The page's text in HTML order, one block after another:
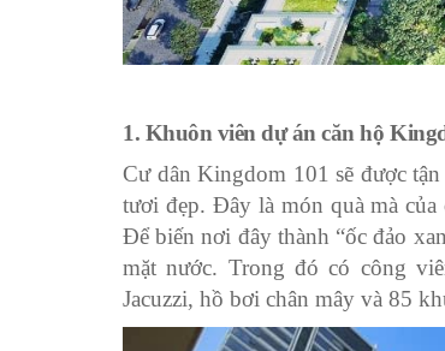
1. Khuôn viên dự án căn hộ
Cư dân Kingdom 101 sẽ được
tươi đẹp. Đây là món quà mà
Để biến nơi đây thành “ốc đảo
mặt nước. Trong đó có công
Jacuzzi, hồ bơi chân mây và 85